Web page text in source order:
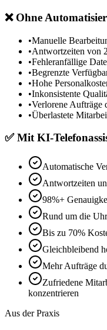
❌Ohne
•Manuelle
•Antwortzeiten von
•Fehleranfällige
•Begrenzte
•Hohe
•Inkonsistente
•Verlorene Aufträge
•Überlastete
✅MitKI-
Automatische
Antwortzeiten
98%+
Rund um die
Bis zu 70%
Gleichbleibend
Mehr Aufträge
Zufriedene
konzentrieren
Aus der Praxis